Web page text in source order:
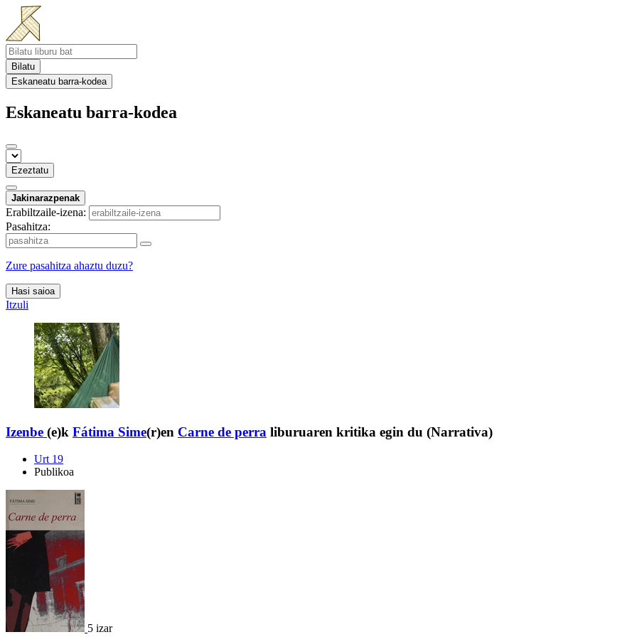
Bilatu
Eskaneatu barra-kodea
Eskaneatu barra-kodea
Ezeztatu
Jakinarazpenak
Erabiltzaile-izena:
Pasahitza:
Zure pasahitza ahaztu duzu?
Hasi saioa
Itzuli
Izenbe (e)k Fátima Sime(r)en Carne de perra liburuaren kritika egin du (Narrativa)
Urt 19
Publikoa
5 izar